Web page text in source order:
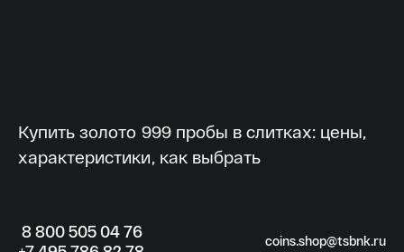
Купить золото 999 пробы в слитках: цены,
характеристики, как выбрать
8800 50504 76
coins.shop@tsbnk.ru